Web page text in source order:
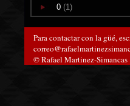
0 (1)
Para contactar con la güé,
© Rafael Martinez-Simancas